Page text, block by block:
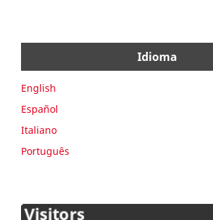
Idioma
English
Español
Italiano
Português